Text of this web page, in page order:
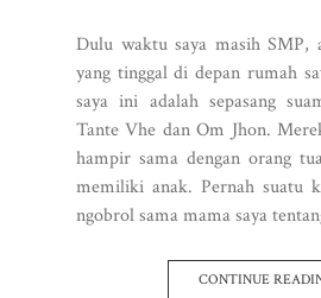
Dulu waktu saya masih SMP,
yang tinggal di depan rumah
saya ini adalah sepasang
Tante Vhe dan Om Jhon.
hampir sama dengan orang
memiliki anak. Pernah suatu
ngobrol sama mama saya
CONTINUE